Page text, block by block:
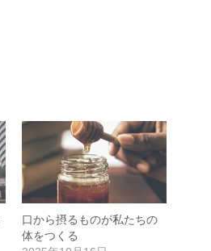
口から摂るものが私たちの
体をつくる